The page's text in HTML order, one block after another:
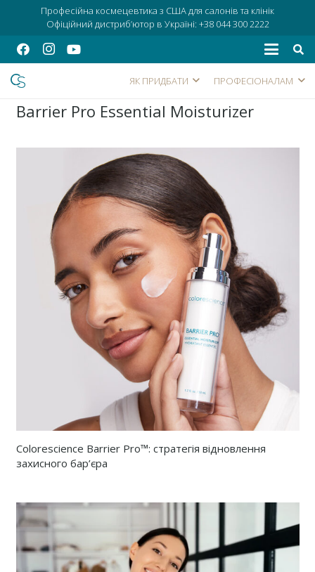
ЯК ПРИДБАТИ ПРОФЕСІОНАЛАМ
Професійна космецевтика з США для салонів та клінік
Офіційний дистриб’ютор в Україні: +38 044 300 2222
Barrier Pro Essential Moisturizer
Colorescience Barrier Pro™: стратегія відновлення
захисного бар’єра